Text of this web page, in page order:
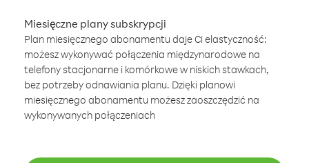
Miesięczne plany subskrypcji
Plan miesięcznego abonamentu daje Ci elastyczność:
możesz wykonywać połączenia międzynarodowe na
telefony stacjonarne i komórkowe w niskich stawkach,
bez potrzeby odnawiania planu. Dzięki planowi
miesięcznego abonamentu możesz zaoszczędzić na
wykonywanych połączeniach